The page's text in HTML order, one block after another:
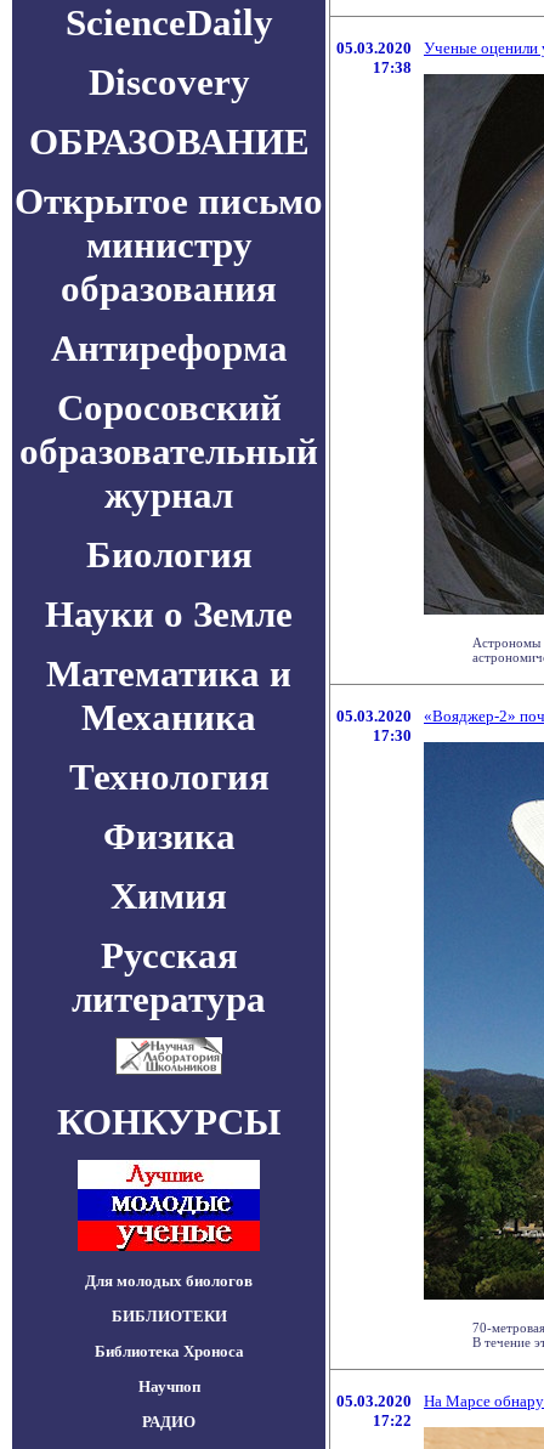
ScienceDaily
Discovery
ОБРАЗОВАНИЕ
Открытое письмо
министру
образования
Антиреформа
Соросовский
образовательный
журнал
Биология
Науки о Земле
Математика и
Механика
Технология
Физика
Химия
Русская
литература
КОНКУРСЫ
Для молодых биологов
БИБЛИОТЕКИ
Библиотека Хроноса
Научпоп
РАДИО
05.03.2020
17:38
Ученые оценили
Астрономы
05.03.2020
17:30
«Вояджер-2»
70-
В течение
05.03.2020
17:22
На Марсе